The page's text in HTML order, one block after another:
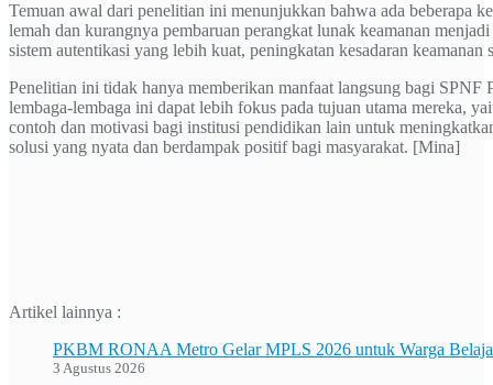
Temuan awal dari penelitian ini menunjukkan bahwa ada beberapa
lemah dan kurangnya pembaruan perangkat lunak keamanan
sistem autentikasi yang lebih kuat, peningkatan kesadaran
Penelitian ini tidak hanya memberikan manfaat langsung bagi
lembaga-lembaga ini dapat lebih fokus pada tujuan utama mereka,
contoh dan motivasi bagi institusi pendidikan lain untuk
solusi yang nyata dan berdampak positif bagi masyarakat. [Mina]
Artikel lainnya :
PKBM RONAA Metro Gelar MPLS 2026 untuk Warga
3 Agustus 2026